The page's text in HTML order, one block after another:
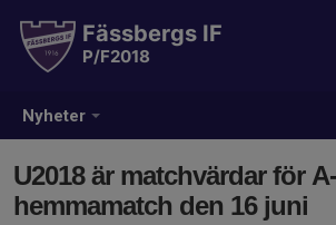
Nyheter
Fässbergs IF
P/F2018
U2018 är matchvärdar för
hemmamatch den 16 juni